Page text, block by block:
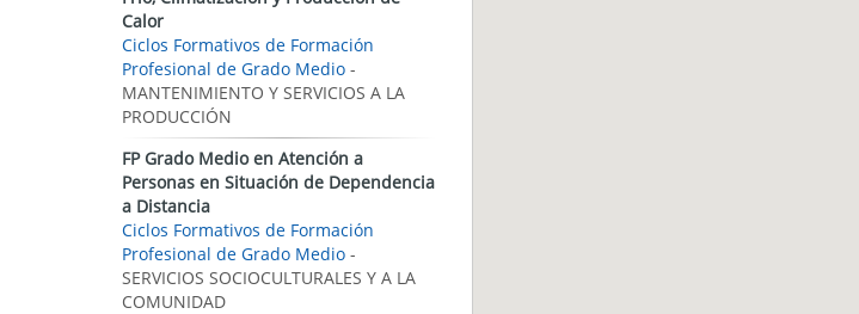
Calor
Ciclos Formativos de Formación
Profesional de Grado Medio -
MANTENIMIENTO Y SERVICIOS A LA
PRODUCCIÓN
FP Grado Medio en Atención a
Personas en Situación de Dependencia
a Distancia
Ciclos Formativos de Formación
Profesional de Grado Medio -
SERVICIOS SOCIOCULTURALES Y A LA
COMUNIDAD